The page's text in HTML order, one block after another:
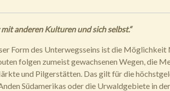
anderen Kulturen und sich selbst.“
Form des Unterwegsseins ist die
folgen zumeist gewachsenen Wegen, die
und Pilgerstätten. Das gilt für die
Südamerikas oder die Urwaldgebiete in